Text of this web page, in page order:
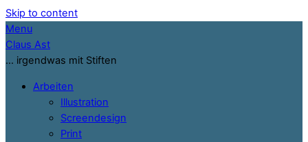
Skip to content
Menu
Claus Ast
… irgendwas mit Stiften
Arbeiten
Illustration
Screendesign
Print